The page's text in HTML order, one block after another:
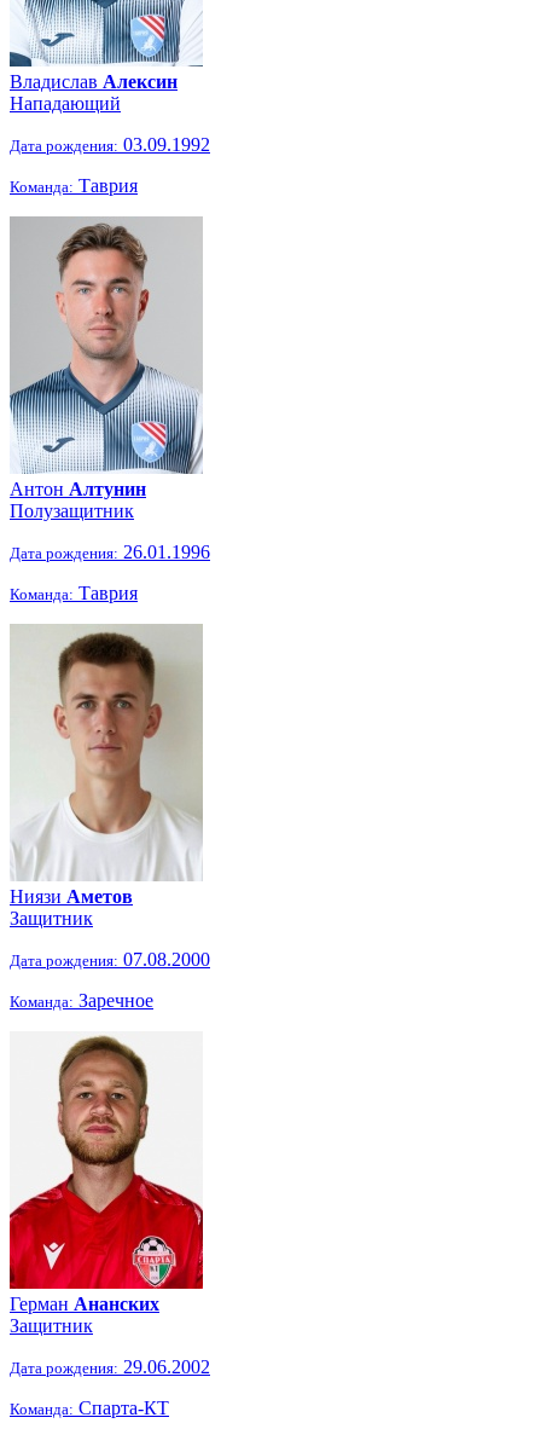
Владислав Алексин
Нападающий
Дата рождения: 03.09.1992
Команда: Таврия
Антон Алтунин
Полузащитник
Дата рождения: 26.01.1996
Команда: Таврия
Ниязи Аметов
Защитник
Дата рождения: 07.08.2000
Команда: Заречное
Герман Ананских
Защитник
Дата рождения: 29.06.2002
Команда: Спарта-КТ